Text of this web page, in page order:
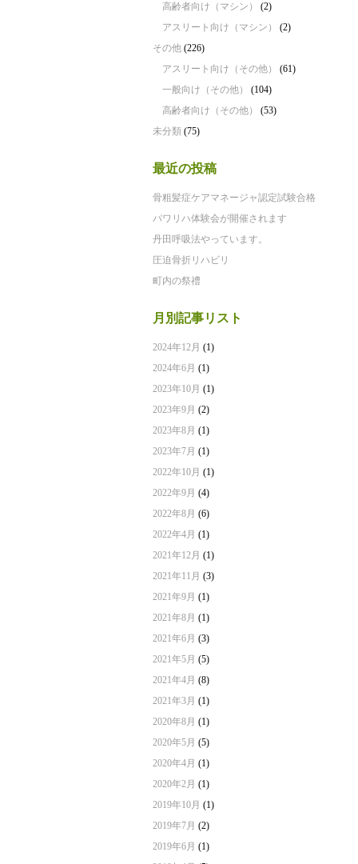
高齢者向け（マシン）
(2)
アスリート向け（マシン）
(2)
その他 (226)
アスリート向け（その他）
(61)
一般向け（その他）
(104)
高齢者向け（その他）
(53)
未分類 (75)
最近の投稿
骨粗髪症ケアマネージャ認定試験合格
パワリハ体験会が開催されます
丹田呼吸法やっています。
圧迫骨折リハビリ
町内の祭禮
月別記事リスト
2024年12月 (1)
2024年6月 (1)
2023年10月 (1)
2023年9月 (2)
2023年8月 (1)
2023年7月 (1)
2022年10月 (1)
2022年9月 (4)
2022年8月 (6)
2022年4月 (1)
2021年12月 (1)
2021年11月 (3)
2021年9月 (1)
2021年8月 (1)
2021年6月 (3)
2021年5月 (5)
2021年4月 (8)
2021年3月 (1)
2020年8月 (1)
2020年5月 (5)
2020年4月 (1)
2020年2月 (1)
2019年10月 (1)
2019年7月 (2)
2019年6月 (1)